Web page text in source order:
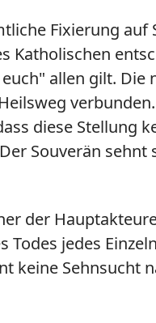
Fixierung
allen gilt. Die
diese Stellung
Souverän
der
jedes
keine Sehnsucht